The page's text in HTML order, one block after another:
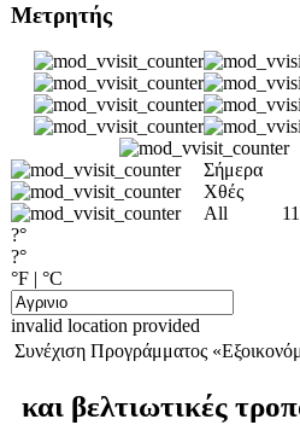
Μετρητής
Σήμερα
Χθές
All
?°
?°
°F | °C
invalid location provided
Συνέχιση Προγράμματος
και βελτιωτικές